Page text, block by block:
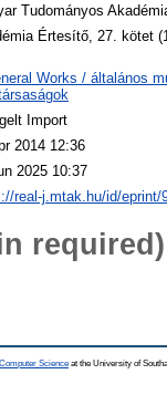
Tudományos
Értesítő, 27. kötet
Works / általános
Import
2014 12:36
2025 10:37
real-j.mtak.hu/id/eprint/
required)
Science at the University of